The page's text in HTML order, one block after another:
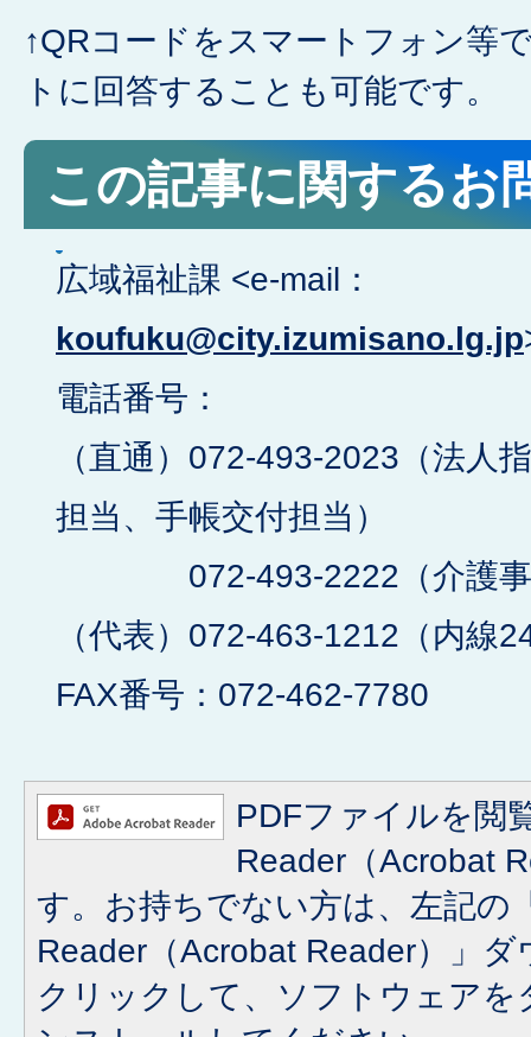
↑QRコードをスマートフォン等
トに回答することも可能です。
この記事に関するお
広域福祉課 <e-mail：
koufuku@city.izumisano.lg.jp
電話番号：
（直通）072-493-2023（法人
担当、手帳交付担当）
072-493-2222（介護事
（代表）072-463-1212（内線
FAX番号：072-462-7780
PDFファイルを閲
Reader（Acrobat
す。お持ちでない方は、左記の
Reader（Acrobat Reader）」
クリックして、ソフトウェア